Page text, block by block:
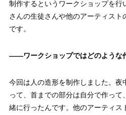
制作するというワークショップを行
さんの生徒さんや他のアーティスト
です。
——ワークショップではどのような
今回は人の造形を制作しました。夜
って、首までの部分は自分で作っ
緒に行ったんです。他のアーティス